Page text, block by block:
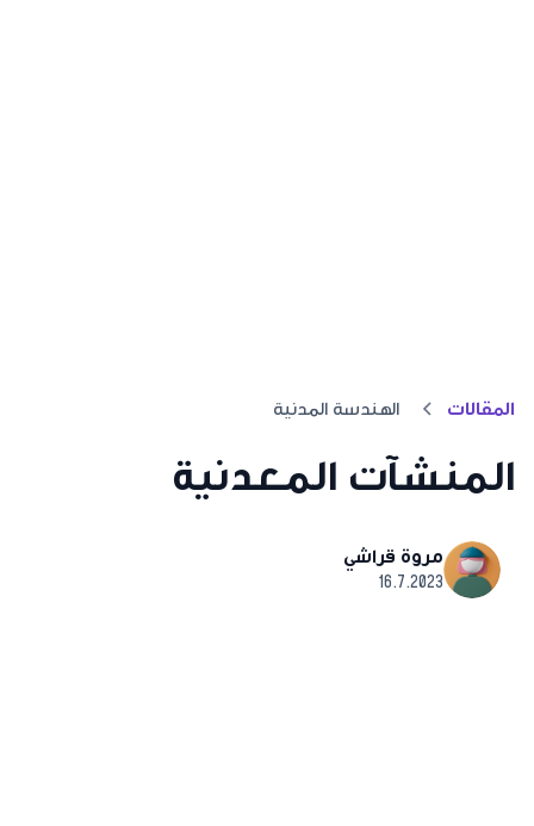
المقالات الهندسة المدنية
المنشآت المعدنية
مروة قراشي
16.7.2023